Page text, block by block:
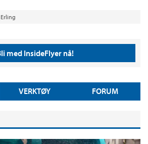
Erling
med InsideFlyer nå!
VERKTØY FORUM